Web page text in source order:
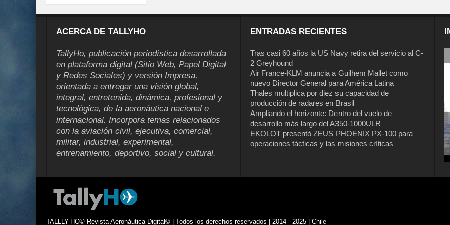
ACERCA DE TALLYHO
TallyHo, publicación periodística desarrollada
en plataforma digital (Sitio Web, Papel Digital
y Redes Sociales) y versión Impresa,
orientada a entregar una visión global,
integral, entretenida, dinámica, profesional y
tecnológica, de la aeronáutica nacional e
internacional. Incorpora temas relacionados
con la aviación civil, ejecutiva, comercial,
militar, industrial, experimental,
entrenamiento, deportivo, social y cultural.
ENTRADAS RECIENTES
Tras casi 60 años la US Navy retira del servicio al C-
2 Greyhound
Air France-KLM anuncia a Guilhem Mallet como
nuevo Director General para América Latina
Thales multiplica por diez su capacidad de
producción de radares en Brasil
Ampliando el horizonte: Dentro del vuelo de
desarrollo más largo del A350-1000ULR
EKOLOT presentó ZEUS PHOENIX PX-100 para
operaciones tácticas y las misiones críticas
Tras casi 60 años la US Navy retira del
servicio al C-2 Greyhound
TALLLY-HO© Revista Aeronáutica Digital© | Todos los derechos reservados | 2014 - 2025 | Chile